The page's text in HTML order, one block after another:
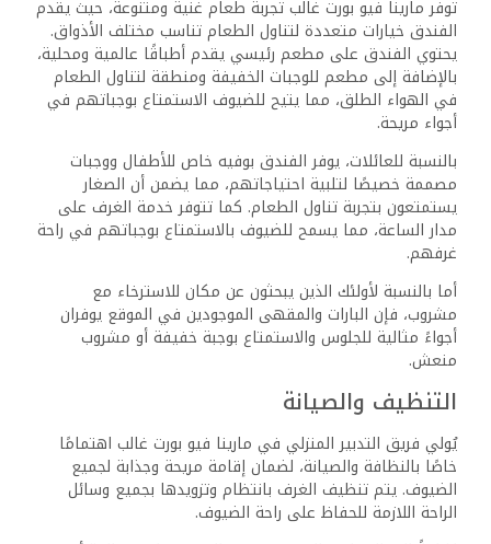
بفضل هذا المستوى العالي من العناية بالتفاصيل، يمكن
للضيوف الاستمتاع بإقامة ممتعة ومريحة تتجاوز توقعاتهم في
كل مرة.
الموقع وإمكانية الوصول
يتمتع مارينا فيو بورت غالب بموقع استراتيجي في بورت غالب،
مما يسهل على الضيوف الوصول إلى مناطق الجذب المحلية
وخدمات النقل الرئيسية، مما يعزز من تجربة الإقامة.
القرب من مناطق الجذب المحلية
مرسى ميناء غاليب الدولي: يقع المنتجع بالقرب من هذا
المرسى الشهير، حيث يمكن للزوار الاستمتاع بأجواء الميناء
والعديد من الأنشطة المائية.
أماكن الغوص: تشتهر المنطقة بمواقع الغوص الرائعة، حيث
تتميز بالشعاب المرجانية النابضة بالحياة والحياة البحرية
المتنوعة. هذا يجعل من المنتجع قاعدة مثالية لعشاق الغوص.
مدينة مرسى علم: على بعد حوالي 30 دقيقة بالسيارة، يمكن
للضيوف زيارة مدينة مرسى علم لاستكشاف الجوانب الثقافية
والتاريخية للمنطقة.